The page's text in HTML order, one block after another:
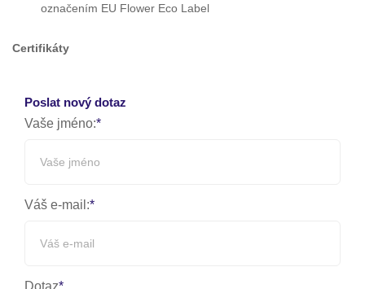
označením EU Flower Eco Label
Certifikáty
Poslat nový dotaz
Vaše jméno:
Váš e-mail:
Dotaz